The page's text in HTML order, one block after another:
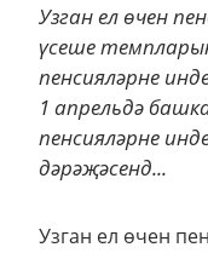
Узган ел өчен
үсеше
пенсияләрне
1 апрельдә
пенсияләрне
дәрәҗәсенд...
Узган ел өчен